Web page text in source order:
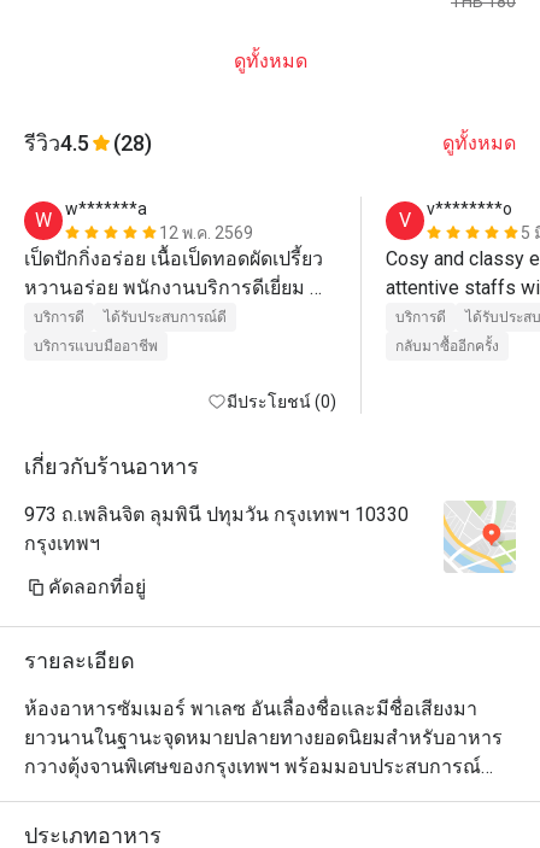
ดูทั้งหมด
รีวิว4.5 (28) ดูทั้งหมด
W
w*******a
12 พ.ค. 2569
เป็ดปักกิ่งอร่อย เนื้อเป็ดทอดผัดเปรี้ยว
หวานอร่อย พนักงานบริการดีเยี่ยม
บริการดี
ได้รับประสบการณ์ดี
บริการแบบมืออาชีพ
มีประโยชน์ (0)
V
v********o
5
Cosy and classy
attentive staffs
and clear
skin. Delicious
บริการดี
ได้รับประส
กลับมาซื้ออีกครั้ง
เกี่ยวกับร้านอาหาร
973 ถ.เพลินจิต ลุมพินี ปทุมวัน กรุงเทพฯ 10330
กรุงเทพฯ
คัดลอกที่อยู่
รายละเอียด
ห้องอาหารซัมเมอร์ พาเลซ อันเลื่องชื่อและมีชื่อเสียงมา
ยาวนานในฐานะจุดหมายปลายทางยอดนิยมสำหรับอาหาร
กวางตุ้งจานพิเศษของกรุงเทพฯ พร้อมมอบประสบการณ์
ติ่มซำทำมือสุดคลาสสิก ห้องอาหารแห่งนี้มีพื้นที่รับประทาน
อาหารแบบเปิดโล่งที่หรูหราและหรูหรา พร้อมด้วยห้องรับ
ประเภทอาหาร